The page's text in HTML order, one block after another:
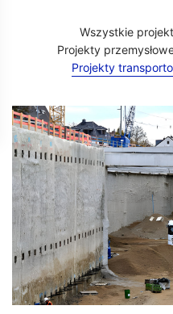
Wszystkie
Projekty
Projekty